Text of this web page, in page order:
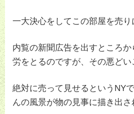
一大決心をしてこの部屋を売り
内覧の新聞広告を出すところ
労をとるのですが、その悪どい
絶対に売って見せるというNY
んの風景が物の見事に描き出さ